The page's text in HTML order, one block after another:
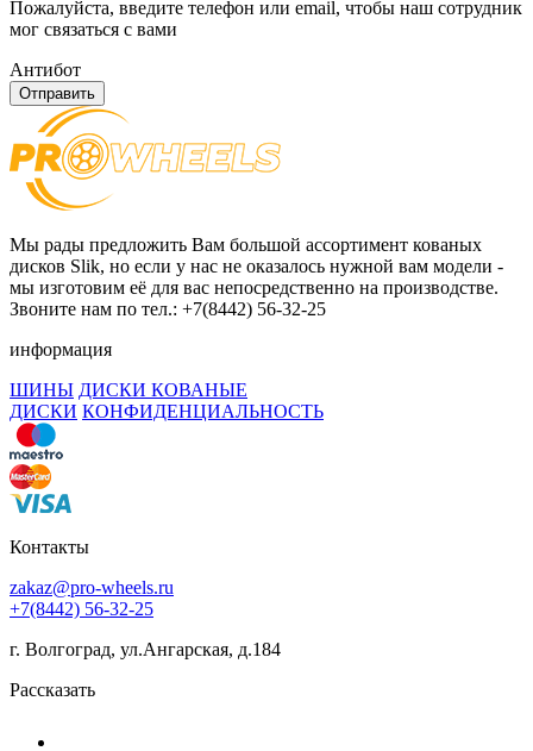
Пожалуйста, введите телефон или email, чтобы наш сотрудник
мог связаться с вами
Антибот
Отправить
Мы рады предложить Вам большой ассортимент кованых
дисков Slik, но если у нас не оказалось нужной вам модели -
мы изготовим её для вас непосредственно на производстве.
Звоните нам по тел.: +7(8442) 56-32-25
информация
ШИНЫ ДИСКИ КОВАНЫЕ
ДИСКИ КОНФИДЕНЦИАЛЬНОСТЬ
Контакты
zakaz@pro-wheels.ru
+7(8442) 56-32-25
г. Волгоград, ул.Ангарская, д.184
Рассказать